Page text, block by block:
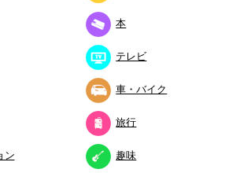
本
テレビ
車・バイク
旅行
ン 趣味